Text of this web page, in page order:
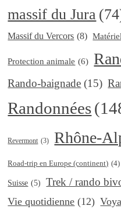
massif du Jura
Massif du Vercors (8) Matériel
Protection animale (6)
Rando-baignade (15)
Randonnées
Revermont (3) Rhône-
Road-trip en Europe (continent) (4)
Suisse (5) Trek / rando
Vie quotidienne (12)